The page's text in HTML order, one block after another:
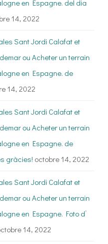
en Espagne. del dia
14, 2022
Sant Jordi Calafat et
ou Acheter un terrain
en Espagne. de
14, 2022
Sant Jordi Calafat et
ou Acheter un terrain
en Espagne. de
gràcies! octobre 14, 2022
Sant Jordi Calafat et
ou Acheter un terrain
en Espagne. Foto d’
14, 2022